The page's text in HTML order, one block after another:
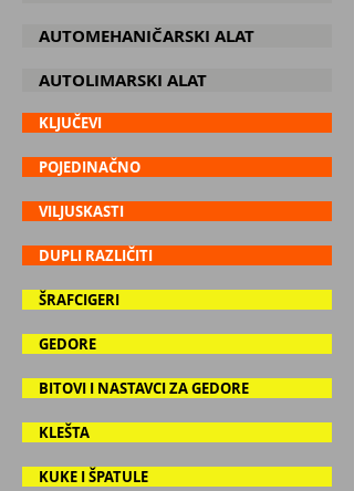
AUTOMEHANIČARSKI ALAT
AUTOLIMARSKI ALAT
KLJUČEVI
ŠRAFCIGERI
GEDORE
BITOVI I NASTAVCI ZA GEDORE
KLEŠTA
KUKE I ŠPATULE
POJEDINAČNO
VILJUSKASTI
DUPLI RAZLIČITI